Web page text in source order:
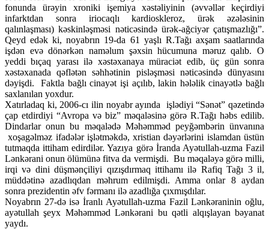
fonunda ürəyin xroniki işemiya xəstəliyinin (əvvəllər keçirdiyi
infarktdan sonra iriocaqlı kardioskleroz, ürək əzələsinin
qalınlaşması) kəskinləşməsi nəticəsində ürək-ağciyər çatışmazlığı”.
Qeyd edək ki, noyabrın 19-da 61 yaşlı R.Tağı axşam saatlarında
işdən evə dönərkən naməlum şəxsin hücumuna məruz qalıb. O
yeddi bıçaq yarası ilə xəstəxanaya müraciət edib, üç gün sonra
xəstəxanada qəflətən səhhətinin pisləşməsi nəticəsində dünyasını
dəyişdi. Faktla bağlı cinayət işi açılıb, lakin hələlik cinayətlə bağlı
saxlanılan yoxdur.
Xatırladaq ki, 2006-cı ilin noyabr ayında işlədiyi “Sənət” qəzetində
çap etdirdiyi “Avropa və biz” məqaləsinə görə R.Tağı həbs edilib.
Dindarlar onun bu məqalədə Məhəmməd peyğəmbərin ünvanına
xoşagəlməz ifadələr işlətməkdə, xristian dəyərlərini islamdan üstün
tutmaqda ittiham edirdilər. Yazıya görə İranda Ayətullah-uzma Fazil
Lənkərani onun ölümünə fitva da vermişdi. Bu məqaləyə görə milli,
irqi və dini düşmənçiliyi qızışdırmaq ittihamı ilə Rafiq Tağı 3 il,
müddətinə azadlıqdan məhrum edilmişdi. Amma onlar 8 aydan
sonra prezidentin əfv fərmanı ilə azadlığa çıxmışdılar.
Noyabrın 27-də isə İranlı Ayətullah-uzma Fazil Lənkəraninin oğlu,
ayətullah şeyx Məhəmməd Lənkərani bu qətli alqışlayan bəyanat
yaydı.